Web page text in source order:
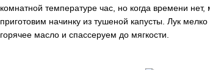
комнатной температуре час, но когда времени
приготовим начинку из тушеной капусты. Лук
горячее масло и спассеруем до мягкости.